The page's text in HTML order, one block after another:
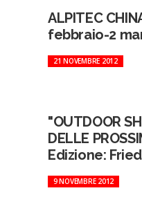
ALPITEC
febbraio-2
21 NOVEMBRE 2012
"OUTDOOR
DELLE
Edizione:
9 NOVEMBRE 2012